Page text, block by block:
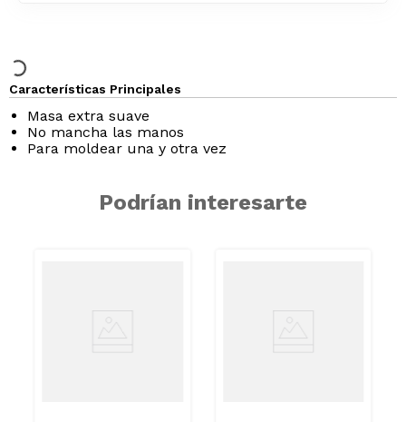
Características Principales
Masa extra suave
No mancha las manos
Para moldear una y otra vez
Podrían interesarte